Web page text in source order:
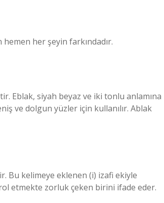
her şeyin farkındadır.
Eblak, siyah beyaz ve iki tonlu anlamına
ve dolgun yüzler için kullanılır. Ablak
Bu kelimeye eklenen (i) izafi ekiyle
etmekte zorluk çeken birini ifade eder.